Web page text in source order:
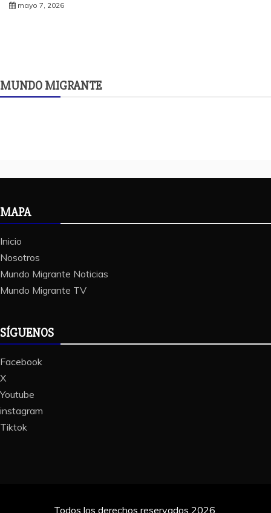
mayo 7, 2026
MUNDO MIGRANTE
MAPA
Inicio
Nosotros
Mundo Migrante Noticias
Mundo Migrante TV
SÍGUENOS
Facebook
X
Youtube
instagram
Tiktok
Todos los derechos reservados 2026.